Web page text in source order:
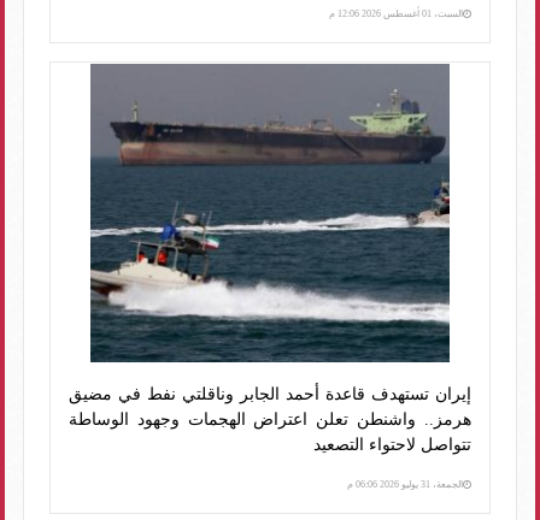
السبت، 01 أغسطس 2026 12:06 م
إيران تستهدف قاعدة أحمد الجابر وناقلتي نفط في مضيق
هرمز.. واشنطن تعلن اعتراض الهجمات وجهود الوساطة
تتواصل لاحتواء التصعيد
الجمعة، 31 يوليو 2026 06:06 م